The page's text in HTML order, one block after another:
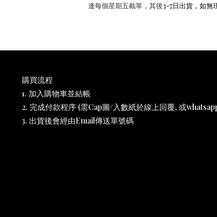
逢每個星期五截單，其後3-7日出貨， 如無
購買流程
1. 加入購物車並結帳
2. 完成付款程序 (需Cap圖/入數紙於線上回覆, 或
3. 出貨後會經由Email傳送單號碼